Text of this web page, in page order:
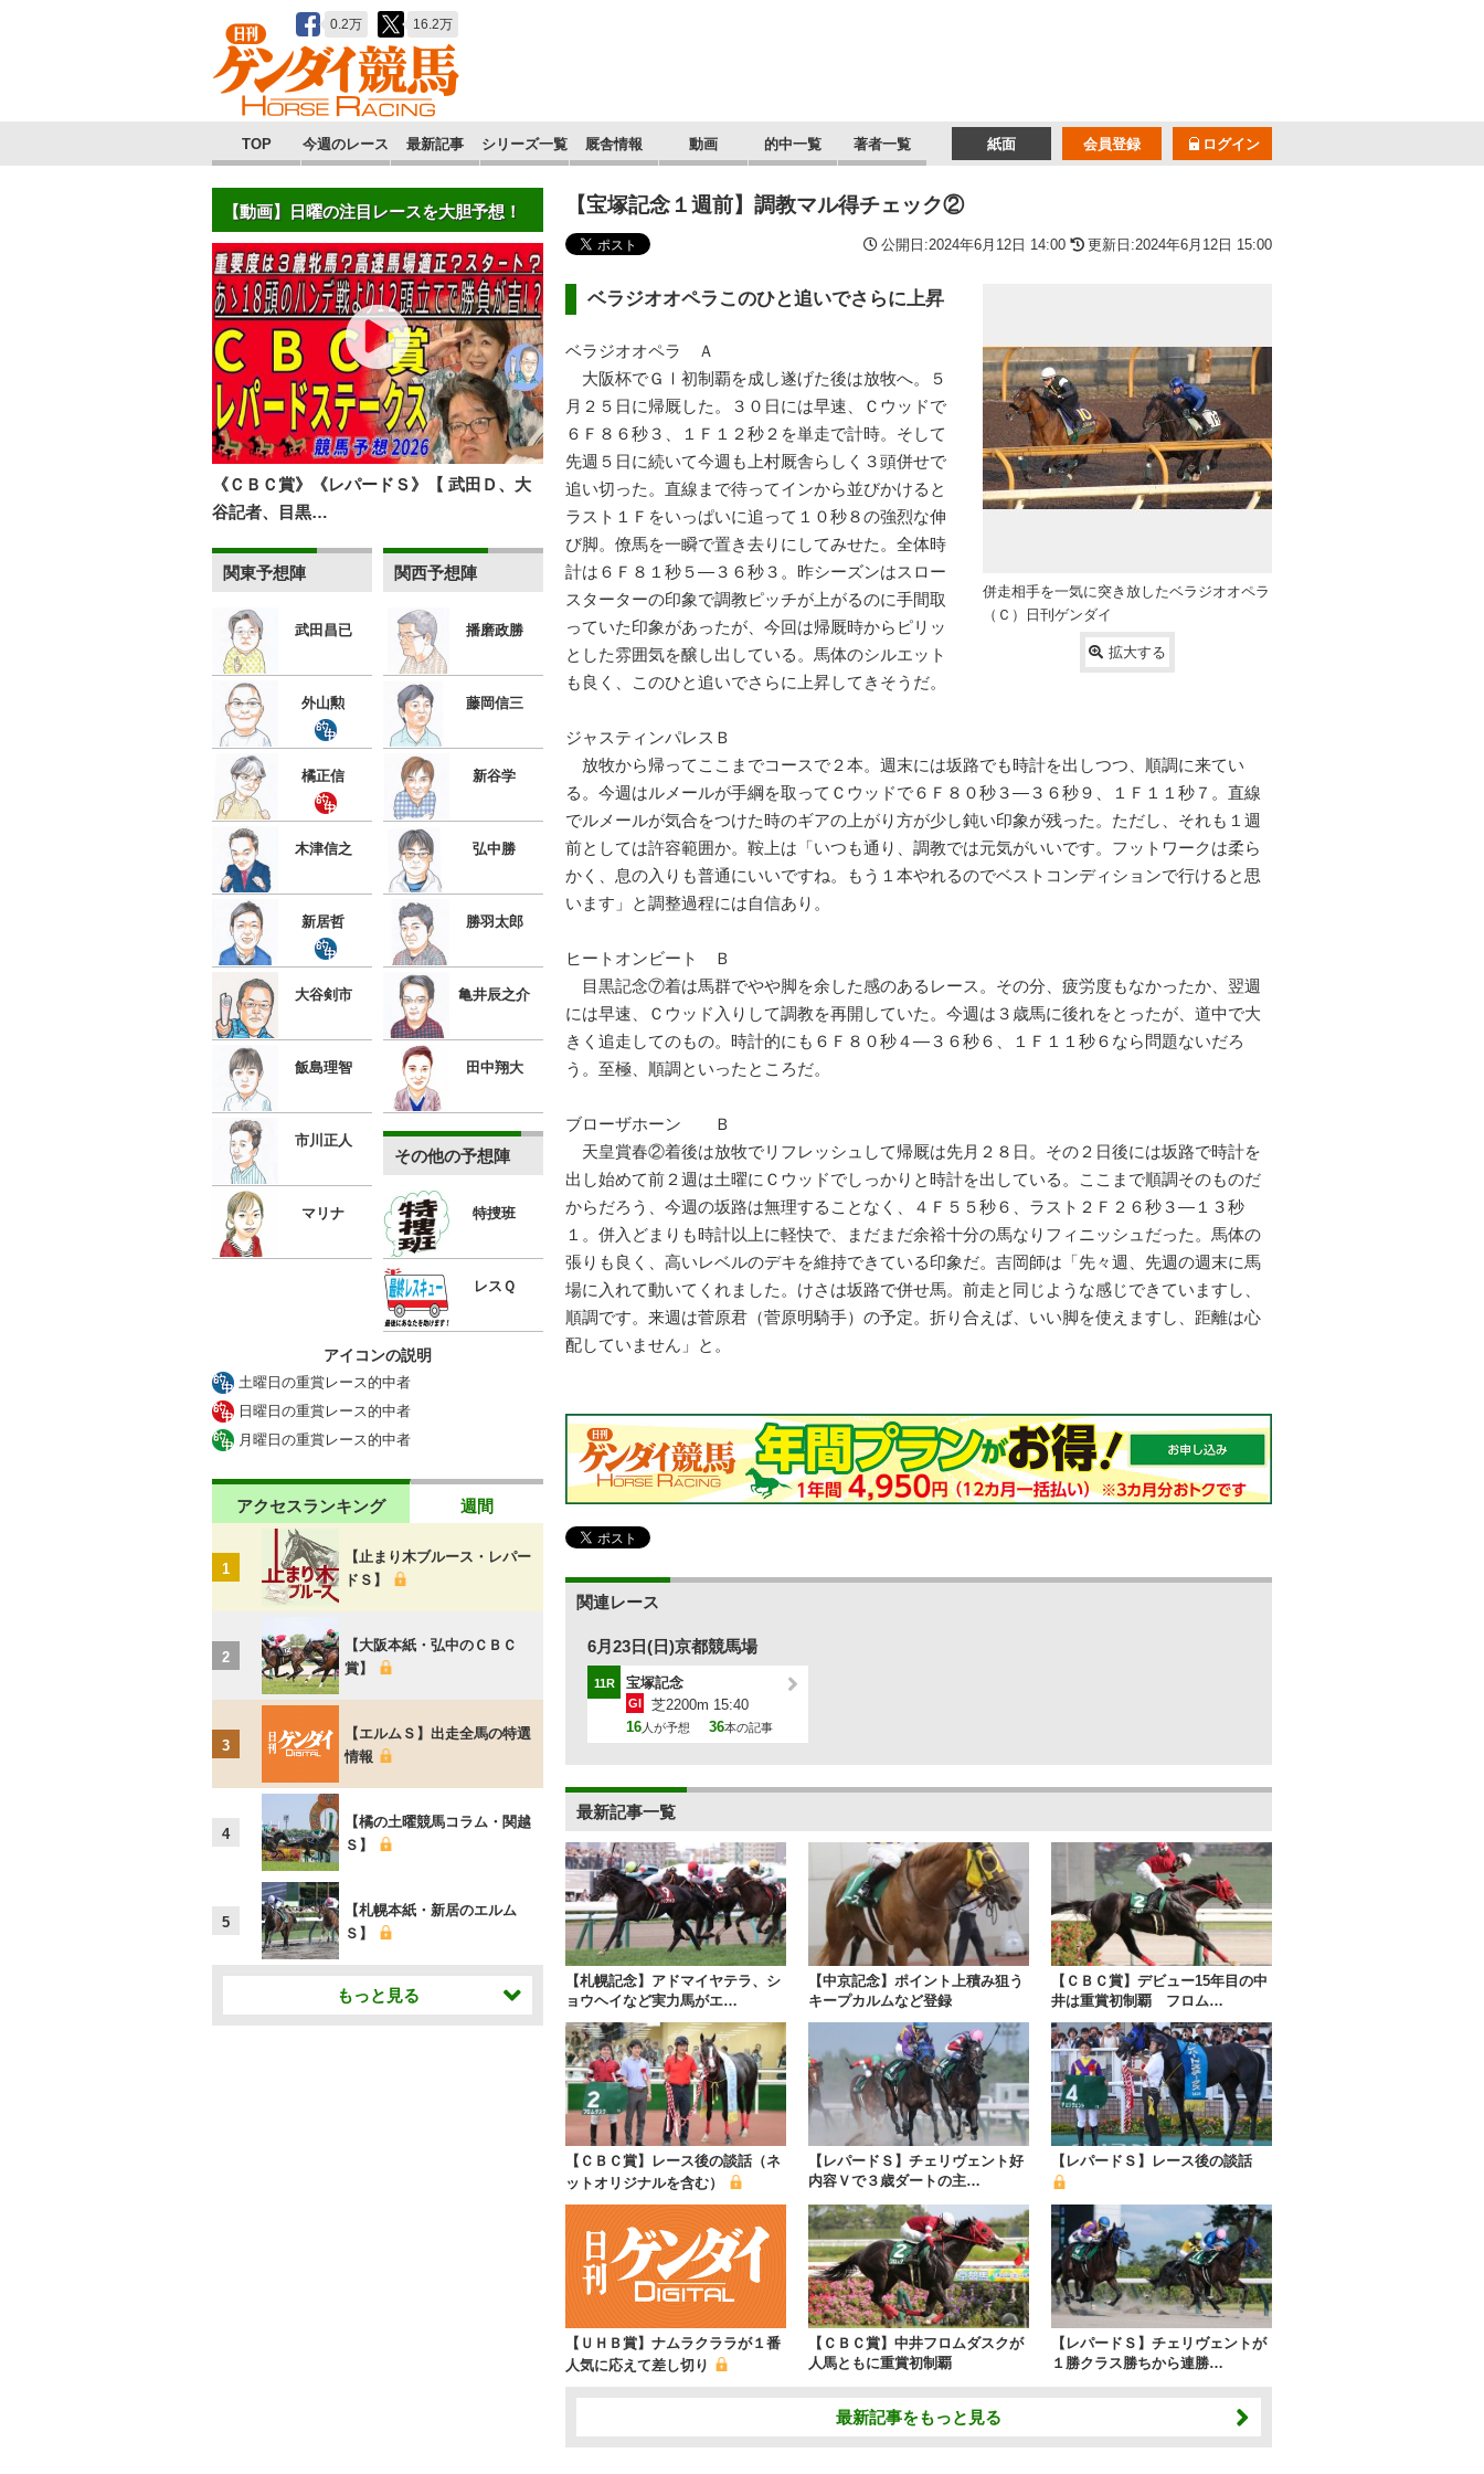
0.2万 16.2万
TOP 今週のレース 最新記事 シリーズ一覧 厩舎情報 動画 的中一覧 著者一覧 ログイン
会員登録
紙面
【宝塚記念１週前】調教マル得チェック②
公開日:2024年6月12日 14:00 更新日:2024年6月12日 15:00
ベラジオオペラこのひと追いでさらに上昇
併走相手を一気に突き放したベラジオオペラ
（Ｃ）日刊ゲンダイ
拡大する
ベラジオオペラ Ａ
大阪杯でＧⅠ初制覇を成し遂げた後は放牧へ。５
月２５日に帰厩した。３０日には早速、Ｃウッドで
６Ｆ８６秒３、１Ｆ１２秒２を単走で計時。そして
先週５日に続いて今週も上村厩舎らしく３頭併せで
追い切った。直線まで待ってインから並びかけると
ラスト１Ｆをいっぱいに追って１０秒８の強烈な伸
び脚。僚馬を一瞬で置き去りにしてみせた。全体時
計は６Ｆ８１秒５―３６秒３。昨シーズンはスロー
スターターの印象で調教ピッチが上がるのに手間取
っていた印象があったが、今回は帰厩時からピリッ
とした雰囲気を醸し出している。馬体のシルエット
も良く、このひと追いでさらに上昇してきそうだ。
ジャスティンパレスＢ
放牧から帰ってここまでコースで２本。週末には坂路でも時計を出しつつ、順調に来てい
る。今週はルメールが手綱を取ってＣウッドで６Ｆ８０秒３―３６秒９、１Ｆ１１秒７。直線
でルメールが気合をつけた時のギアの上がり方が少し鈍い印象が残った。ただし、それも１週
前としては許容範囲か。鞍上は「いつも通り、調教では元気がいいです。フットワークは柔ら
かく、息の入りも普通にいいですね。もう１本やれるのでベストコンディションで行けると思
います」と調整過程には自信あり。
ヒートオンビート Ｂ
目黒記念⑦着は馬群でやや脚を余した感のあるレース。その分、疲労度もなかったか、翌週
には早速、Ｃウッド入りして調教を再開していた。今週は３歳馬に後れをとったが、道中で大
きく追走してのもの。時計的にも６Ｆ８０秒４―３６秒６、１Ｆ１１秒６なら問題ないだろ
う。至極、順調といったところだ。
ブローザホーン Ｂ
天皇賞春②着後は放牧でリフレッシュして帰厩は先月２８日。その２日後には坂路で時計を
出し始めて前２週は土曜にＣウッドでしっかりと時計を出している。ここまで順調そのものだ
からだろう、今週の坂路は無理することなく、４Ｆ５５秒６、ラスト２Ｆ２６秒３―１３秒
１。併入どまりも時計以上に軽快で、まだまだ余裕十分の馬なりフィニッシュだった。馬体の
張りも良く、高いレベルのデキを維持できている印象だ。吉岡師は「先々週、先週の週末に馬
場に入れて動いてくれました。けさは坂路で併せ馬。前走と同じような感じできていますし、
順調です。来週は菅原君（菅原明騎手）の予定。折り合えば、いい脚を使えますし、距離は心
配していません」と。
関連レース
6月23日(日)京都競馬場
11R 宝塚記念
GI
芝2200m 15:40
16 人が予想 36本の記事
最新記事一覧
【札幌記念】アドマイヤテラ、シ
ョウヘイなど実力馬がエ…
【中京記念】ポイント上積み狙う
キープカルムなど登録
【ＣＢＣ賞】デビュー15年目の中
井は重賞初制覇 フロム…
【ＣＢＣ賞】レース後の談話（ネ
ットオリジナルを含む）
【レパードＳ】チェリヴェント好
内容Ｖで３歳ダートの主…
【レパードＳ】レース後の談話
【ＵＨＢ賞】ナムラクララが１番
人気に応えて差し切り
【ＣＢＣ賞】中井フロムダスクが
人馬ともに重賞初制覇
【レパードＳ】チェリヴェントが
１勝クラス勝ちから連勝…
最新記事をもっと見る
【動画】日曜の注目レースを大胆予想！
《ＣＢＣ賞》《レパードＳ》【 武田Ｄ、大
谷記者、目黒…
関東予想陣
武田昌已
外山勲
橘正信
木津信之
新居哲
大谷剣市
飯島理智
市川正人
マリナ
関西予想陣
播磨政勝
藤岡信三
新谷学
弘中勝
勝羽太郎
亀井辰之介
田中翔大
その他の予想陣
特捜班
レスＱ
アイコンの説明
土曜日の重賞レース的中者
日曜日の重賞レース的中者
月曜日の重賞レース的中者
アクセスランキング 週間
1
【止まり木ブルース・レパー
ドＳ】
2
【大阪本紙・弘中のＣＢＣ
賞】
3
【エルムＳ】出走全馬の特選
情報
4
【橘の土曜競馬コラム・関越
Ｓ】
5
【札幌本紙・新居のエルム
Ｓ】
もっと見る